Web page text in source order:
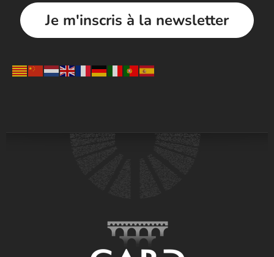
Je m'inscris à la newsletter